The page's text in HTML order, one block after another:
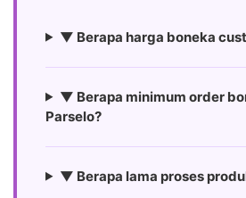
▼ Berapa harga boneka
▼ Berapa minimum order
Parselo?
▼ Berapa lama proses